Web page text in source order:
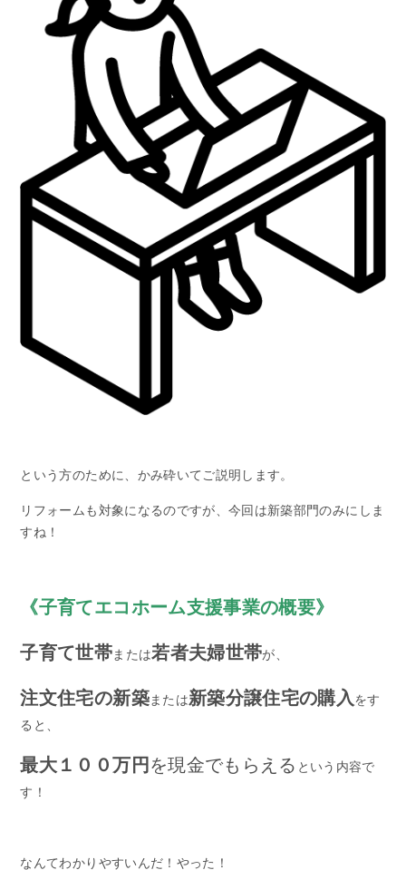
という方のために、かみ砕いてご説明します。
リフォームも対象になるのですが、今回は新築部門のみにしま
すね！
《子育てエコホーム支援事業の概要》
子育て世帯または若者夫婦世帯が、
注文住宅の新築または新築分譲住宅の購入 をす
ると、
最大１００万円 を現金でもらえる という内容で
す！
なんてわかりやすいんだ！やった！